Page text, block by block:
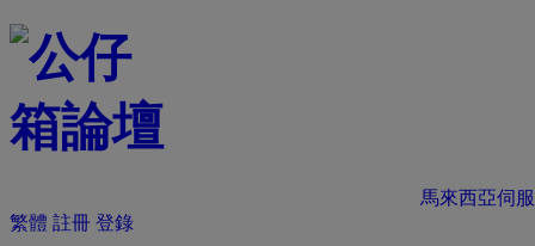
馬來西亞伺
繁體 註冊 登錄